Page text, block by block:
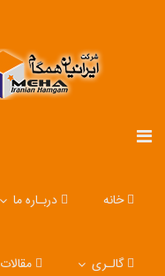
خانه دربـاره ما
گالـری مقالات